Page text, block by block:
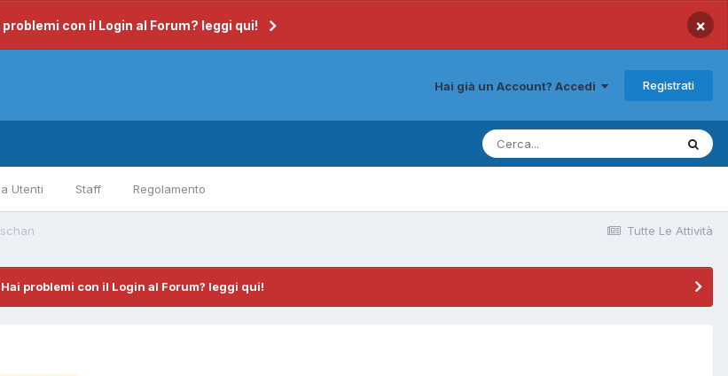
problemi con il Login al Forum? leggi qui! ×
Hai già un Account? Accedi Registrati
Utenti Staff Regolamento
Tutte Le Attività
Hai problemi con il Login al Forum? leggi qui!